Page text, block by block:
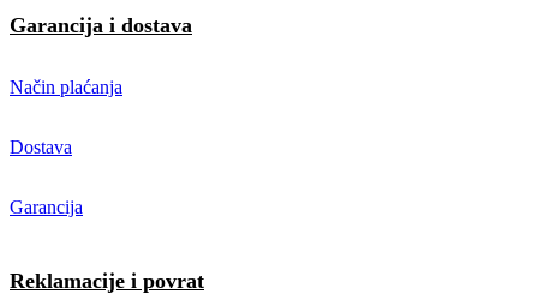
Garancija i dostava
Način plaćanja
Dostava
Garancija
Reklamacije i povrat